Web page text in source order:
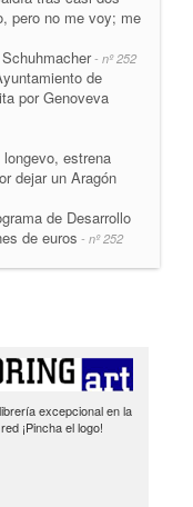
pero no me voy; me
- nº 252
de
por Genoveva
estrena
dejar un Aragón
de Desarrollo
de euros - nº 252
excepcional en la
red ¡Pincha el logo!